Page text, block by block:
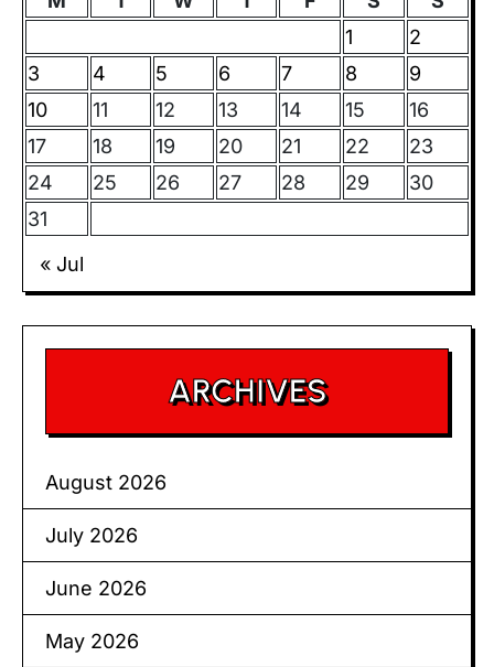
1
2
3
4 5 6 7 8
9
10
11 12 13 14 15
16
17
18 19 20 21 22
23
24
25 26 27 28 29
30
31
« Jul
ARCHIVES
August 2026
July 2026
June 2026
May 2026